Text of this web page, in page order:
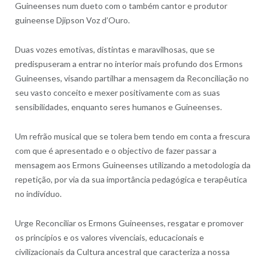
Guineenses num dueto com o também cantor e produtor
guineense Djipson Voz d’Ouro.
Duas vozes emotivas, distintas e maravilhosas, que se
predispuseram a entrar no interior mais profundo dos Ermons
Guineenses, visando partilhar a mensagem da Reconciliação no
seu vasto conceito e mexer positivamente com as suas
sensibilidades, enquanto seres humanos e Guineenses.
Um refrão musical que se tolera bem tendo em conta a frescura
com que é apresentado e o objectivo de fazer passar a
mensagem aos Ermons Guineenses utilizando a metodologia da
repetição, por via da sua importância pedagógica e terapêutica
no indivíduo.
Urge Reconciliar os Ermons Guineenses, resgatar e promover
os princípios e os valores vivenciais, educacionais e
civilizacionais da Cultura ancestral que caracteriza a nossa